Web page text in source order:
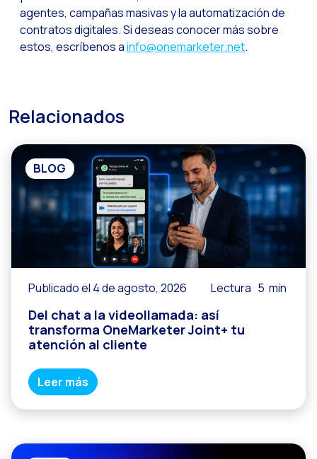
agentes, campañas masivas y la automatización de
contratos digitales. Si deseas conocer más sobre
estos, escríbenos ainfo@onemarketer.net.
Relacionados
BLOG
Publicado el 4 de agosto, 2026 Lectura 5 min
Del chat a la videollamada: así
transforma OneMarketer Joint+ tu
atención al cliente
Leer más